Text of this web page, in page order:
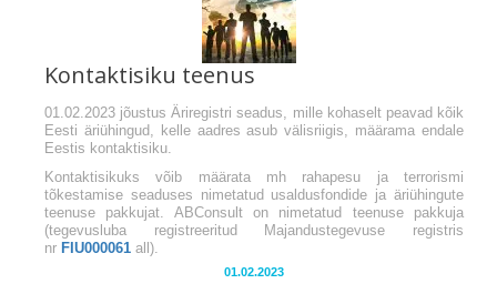
Kontaktisiku teenus
01.02.2023 jõustus Äriregistri seadus, mille kohaselt peavad kõik
Eesti äriühingud, kelle aadres asub välisriigis, määrama endale
Eestis kontaktisiku.
Kontaktisikuks võib määrata mh rahapesu ja terrorismi
tõkestamise seaduses nimetatud usaldusfondide ja äriühingute
teenuse pakkujat. ABConsult on nimetatud teenuse pakkuja
(tegevusluba registreeritud Majandustegevuse registris
nr FIU000061 all).
01.02.2023